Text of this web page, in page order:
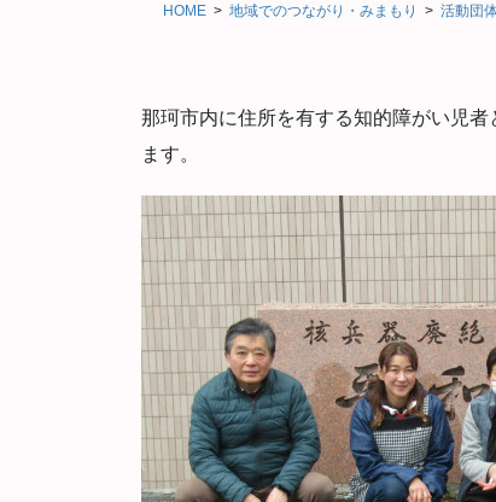
HOME 地域でのつながり・みまもり 活動団
那珂市内に住所を有する知的障がい児
ます。